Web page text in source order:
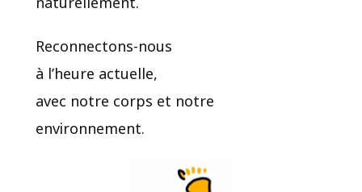
Reconnectons-nous
à l’heure actuelle,
avec notre corps et notre
environnement.